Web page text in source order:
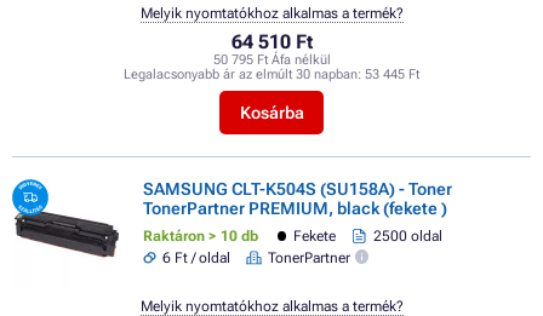
64 510 Ft
50 795 Ft Áfa nélkül
Legalacsonyabb ár az elmúlt 30 napban: 53 445 Ft
Kosárba
Melyik nyomtatókhoz alkalmas a termék?
SAMSUNG CLT-K504S (SU158A) - Toner
TonerPartner PREMIUM, black (fekete )
Raktáron > 10 db Fekete
2500 oldal
6 Ft / oldal
TonerPartner
Melyik nyomtatókhoz alkalmas a termék?